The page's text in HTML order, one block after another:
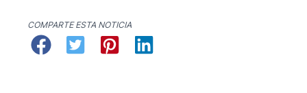
COMPARTE ESTA NOTICIA